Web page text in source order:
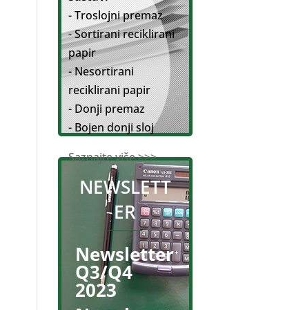
- Troslojni premaz
- Sortirani reciklirani
papir
- Nesortirani
reciklirani papir
- Donji premaz
- Bojen donji sloj
Saznajte više >>>
NEWSLETT
ER
Newsletter
Q3/Q4
2023